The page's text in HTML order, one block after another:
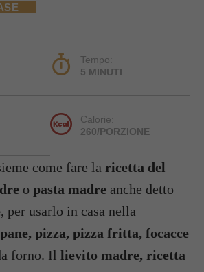
Tempo:
5 MINUTI
Calorie:
260/PORZIONE
come fare la ricetta del
o pasta madre anche detto
, per usarlo in casa nella
pane, pizza, pizza fritta, focacce
forno. Il lievito madre, ricetta